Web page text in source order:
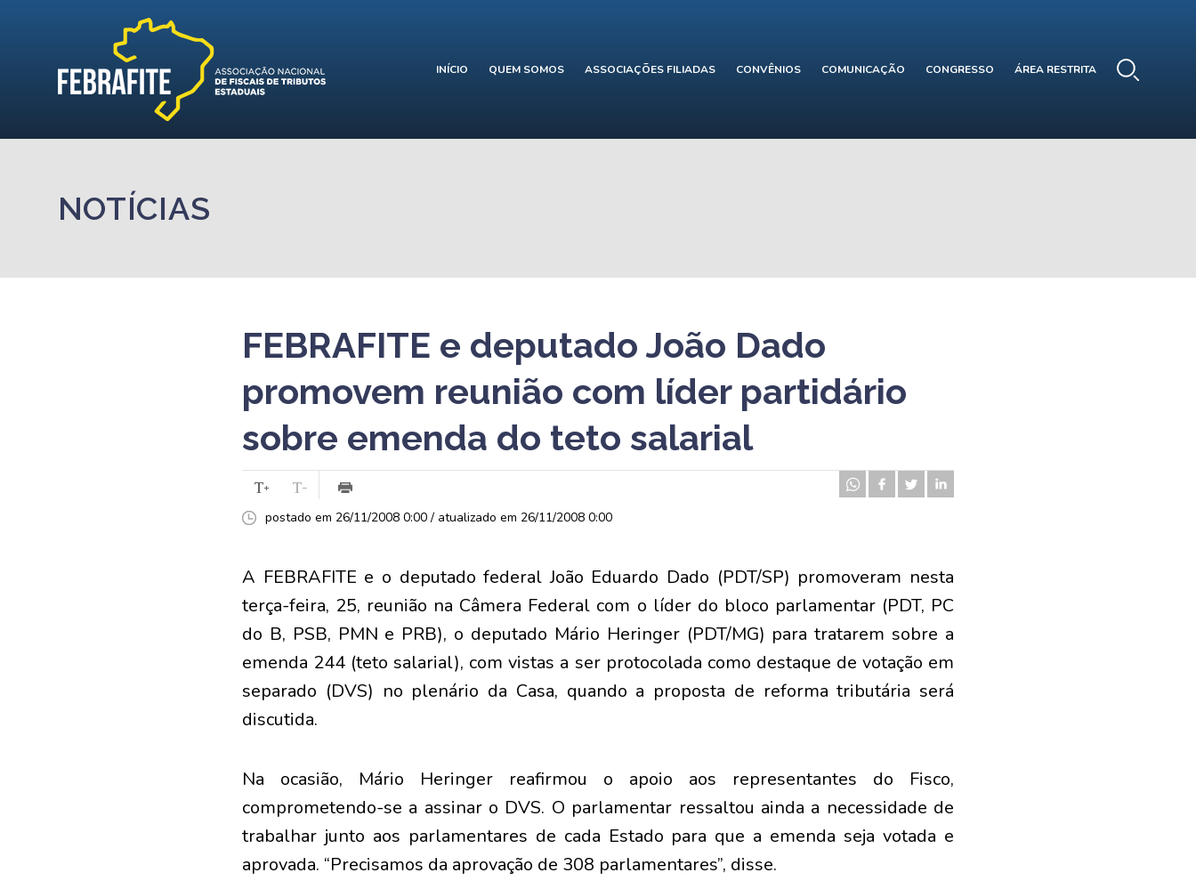
INÍCIO QUEM SOMOS ASSOCIAÇÕES FILIADAS CONVÊNIOS COMUNICAÇÃO CONGRESSO ÁREA RESTRITA
NOTÍCIAS
FEBRAFITE e deputado João Dado
promovem reunião com líder partidário
sobre emenda do teto salarial
postado em 26/11/2008 0:00 / atualizado em 26/11/2008 0:00
A FEBRAFITE e o deputado federal João Eduardo Dado (PDT/SP) promoveram nesta
terça-feira, 25, reunião na Câmera Federal com o líder do bloco parlamentar (PDT, PC
do B, PSB, PMN e PRB), o deputado Mário Heringer (PDT/MG) para tratarem sobre a
emenda 244 (teto salarial), com vistas a ser protocolada como destaque de votação em
separado (DVS) no plenário da Casa, quando a proposta de reforma tributária será
discutida.
Na ocasião, Mário Heringer reafirmou o apoio aos representantes do Fisco,
comprometendo-se a assinar o DVS. O parlamentar ressaltou ainda a necessidade de
trabalhar junto aos parlamentares de cada Estado para que a emenda seja votada e
aprovada. “Precisamos da aprovação de 308 parlamentares”, disse.